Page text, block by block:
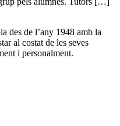
des de l’any 1948 amb la
al costat de les seves
i personalment.